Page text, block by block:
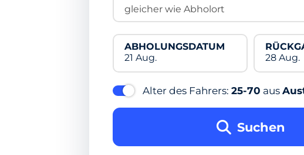
gleicher wie Abholort
ABHOLUNGSDATUM
21 Aug.
28 Aug.
Alter des Fahrers: 25-70 aus
Suchen